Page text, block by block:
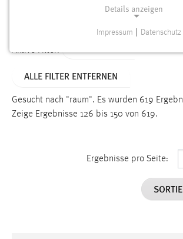
Aktive Filter:
ALLE FILTER ENTFERNEN
Gesucht nach "raum". Es wurden 619
Zeige Ergebnisse 126 bis 150 von 619.
Ergebnisse pro Seite:
Details anzeigen
Funktionen und sind für die
Einverständnis
cookie_consent
Dieser Cookie speichert die ausgewählten
Impressum Datenschutz